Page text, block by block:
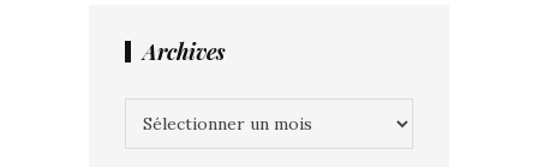
Archives